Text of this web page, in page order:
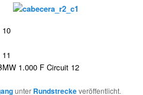
10
1.000 F Circuit 12
unter Rundstreckeveröffentlicht.